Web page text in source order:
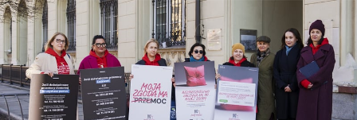
Kliknij, aby powiększyć